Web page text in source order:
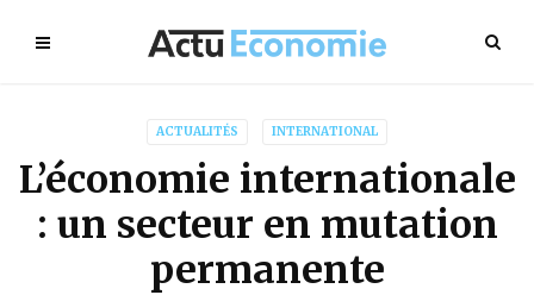
ACTUALITÉS INTERNATIONAL
L’économie internationale
: un secteur en mutation
permanente